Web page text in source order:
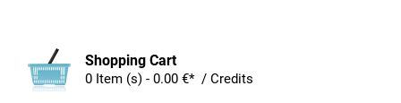
Shopping Cart
0 Item (s) - 0.00 €* / Credits